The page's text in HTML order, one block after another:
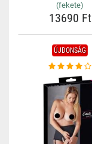
(fekete)
13690 Ft
ÚJDONSÁG